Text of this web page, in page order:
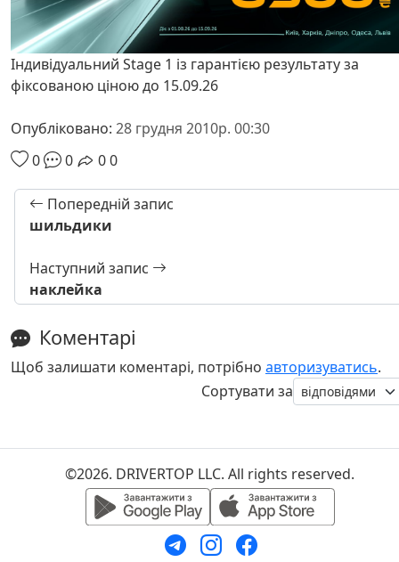
Індивідуальний Stage 1 із гарантією результату за
фіксованою ціною до 15.09.26
Опубліковано: 28 грудня 2010р. 00:30
0
0 00
Попередній запис
шильдики
Наступний запис
наклейка
Коментарі
Щоб залишати коментарі, потрібно авторизуватись.
Сортувати за
©2026. DRIVERTOP LLC. All rights reserved.